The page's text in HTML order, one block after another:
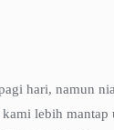
hari, namun
lebih